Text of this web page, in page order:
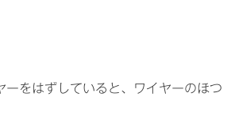
ーをはずしていると、ワイヤーのほつ